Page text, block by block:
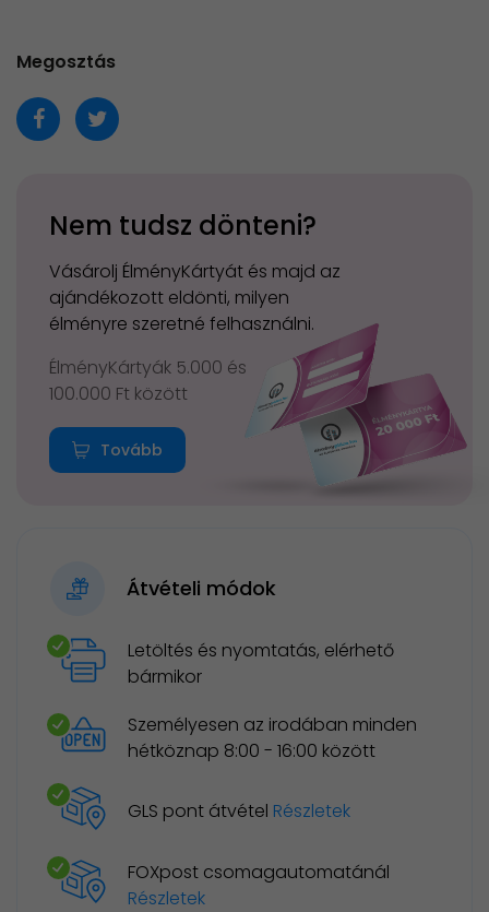
Megosztás
Nem tudsz dönteni?
Vásárolj ÉlményKártyát és majd az
ajándékozott eldönti, milyen
élményre szeretné felhasználni.
ÉlményKártyák 5.000 és
100.000 Ft között
Tovább
Átvételi módok
Letöltés és nyomtatás, elérhető
bármikor
Személyesen az irodában minden
hétköznap 8:00 - 16:00 között
GLS pont átvétel Részletek
FOXpost csomagautomatánál
Részletek